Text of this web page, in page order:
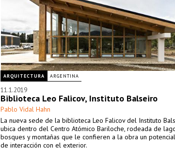
ARQUITECTURA ARGENTINA
11.1.2019
Biblioteca Leo Falicov, Instituto Balseiro
Pablo Vidal Hahn
La nueva sede de la biblioteca Leo Falicov del Instituto
ubica dentro del Centro Atómico Bariloche, rodeada de
bosques y montañas que le confieren a la obra un
de interacción con el exterior.